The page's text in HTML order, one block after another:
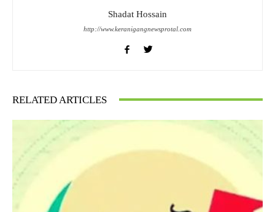
Shadat Hossain
http://www.keranigangnewsprotal.com
RELATED ARTICLES